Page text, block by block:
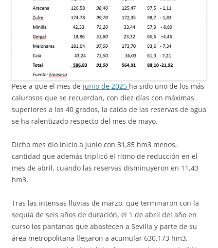
Pese a que el mes de junio de 2025 ha sido uno de los más
calurosos que se recuerdan, con diez días con máximas
superiores a los 40 grados, la caída de las reservas de agua
se ha ralentizado respecto del mes de mayo.
Dicho mes dio inicio a junio con 31,85 hm3 menos,
cantidad que además triplicó el ritmo de reducción en el
mes de abril, cuando las reservas disminuyeron en 11,43
hm3.
Tras las intensas lluvias de marzo, que terminaron con la
sequía de seis años de duración, el 1 de abril del año en
curso los pantanos que abastecen a Sevilla y parte de su
área metropolitana llegaron a acumular 630,173 hm3,